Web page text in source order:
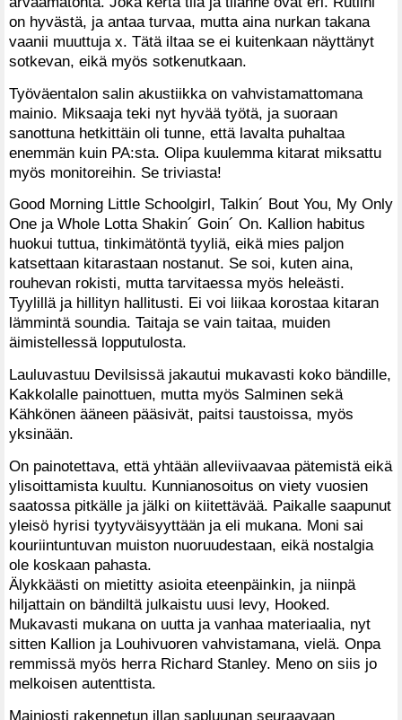
on hyvästä, ja antaa turvaa, mutta aina nurkan takana
vaanii muuttuja x. Tätä iltaa se ei kuitenkaan näyttänyt
sotkevan, eikä myös sotkenutkaan.
Työväentalon salin akustiikka on vahvistamattomana
mainio. Miksaaja teki nyt hyvää työtä, ja suoraan
sanottuna hetkittäin oli tunne, että lavalta puhaltaa
enemmän kuin PA:sta. Olipa kuulemma kitarat miksattu
myös monitoreihin. Se triviasta!
Good Morning Little Schoolgirl, Talkin´ Bout You, My Only
One ja Whole Lotta Shakin´ Goin´ On. Kallion habitus
huokui tuttua, tinkimätöntä tyyliä, eikä mies paljon
katsettaan kitarastaan nostanut. Se soi, kuten aina,
rouhevan rokisti, mutta tarvitaessa myös heleästi.
Tyylillä ja hillityn hallitusti. Ei voi liikaa korostaa kitaran
lämmintä soundia. Taitaja se vain taitaa, muiden
äimistellessä lopputulosta.
Lauluvastuu Devilsissä jakautui mukavasti koko bändille,
Kakkolalle painottuen, mutta myös Salminen sekä
Kähkönen ääneen pääsivät, paitsi taustoissa, myös
yksinään.
On painotettava, että yhtään alleviivaavaa pätemistä eikä
ylisoittamista kuultu. Kunnianosoitus on viety vuosien
saatossa pitkälle ja jälki on kiitettävää. Paikalle saapunut
yleisö hyrisi tyytyväisyyttään ja eli mukana. Moni sai
kouriintuntuvan muiston nuoruudestaan, eikä nostalgia
ole koskaan pahasta.
Älykkäästi on mietitty asioita eteenpäinkin, ja niinpä
hiljattain on bändiltä julkaistu uusi levy, Hooked.
Mukavasti mukana on uutta ja vanhaa materiaalia, nyt
sitten Kallion ja Louhivuoren vahvistamana, vielä. Onpa
remmissä myös herra Richard Stanley. Meno on siis jo
melkoisen autenttista.
Mainiosti rakennetun illan sapluunan seuraavaan